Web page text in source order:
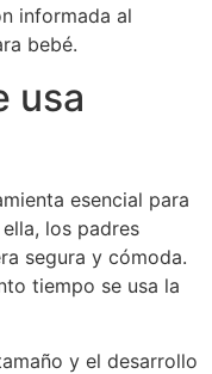
informada al
bebé.
usa
esencial para
los padres
segura y cómoda.
tiempo se usa la
y el desarrollo